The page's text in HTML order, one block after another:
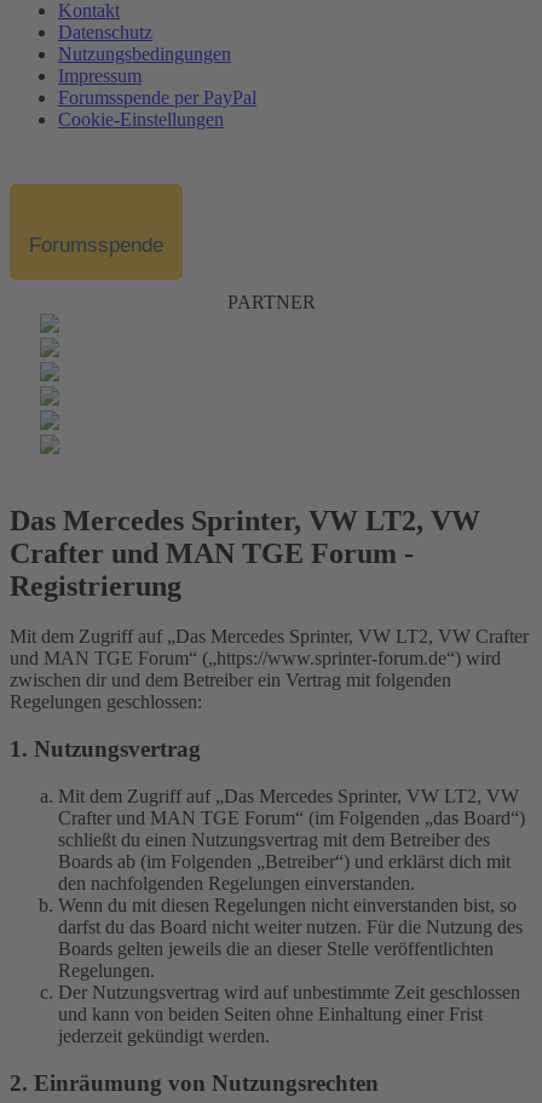
Kontakt
Datenschutz
Nutzungsbedingungen
Impressum
Forumsspende per PayPal
Cookie-Einstellungen
Forumsspende
PARTNER
Das Mercedes Sprinter, VW LT2, VW
Crafter und MAN TGE Forum -
Registrierung
Mit dem Zugriff auf „Das Mercedes Sprinter, VW LT2, VW Crafter
und MAN TGE Forum“ („https://www.sprinter-forum.de“) wird
zwischen dir und dem Betreiber ein Vertrag mit folgenden
Regelungen geschlossen:
1. Nutzungsvertrag
Mit dem Zugriff auf „Das Mercedes Sprinter, VW LT2, VW
Crafter und MAN TGE Forum“ (im Folgenden „das Board“)
schließt du einen Nutzungsvertrag mit dem Betreiber des
Boards ab (im Folgenden „Betreiber“) und erklärst dich mit
den nachfolgenden Regelungen einverstanden.
Wenn du mit diesen Regelungen nicht einverstanden bist, so
darfst du das Board nicht weiter nutzen. Für die Nutzung des
Boards gelten jeweils die an dieser Stelle veröffentlichten
Regelungen.
Der Nutzungsvertrag wird auf unbestimmte Zeit geschlossen
und kann von beiden Seiten ohne Einhaltung einer Frist
jederzeit gekündigt werden.
2. Einräumung von Nutzungsrechten